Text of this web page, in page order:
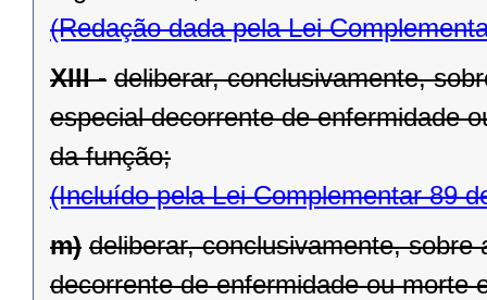
(Redação dada pela Lei
XIII - deliberar, conclusivamente,
especial decorrente de enfermidade
da função;
(Incluído pela Lei Complementar 89
m) deliberar, conclusivamente,
decorrente de enfermidade ou morte